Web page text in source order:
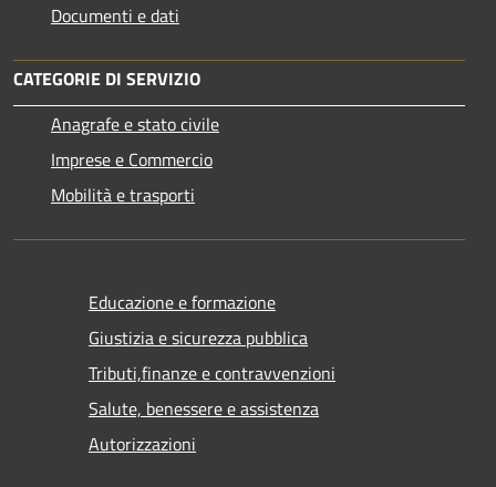
Documenti e dati
CATEGORIE DI SERVIZIO
Anagrafe e stato civile
Imprese e Commercio
Mobilità e trasporti
Educazione e formazione
Giustizia e sicurezza pubblica
Tributi,finanze e contravvenzioni
Salute, benessere e assistenza
Autorizzazioni